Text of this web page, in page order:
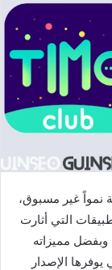
نمواً غير مسبوق،
التي أثارت
وبفضل مميزاته
الإصدار